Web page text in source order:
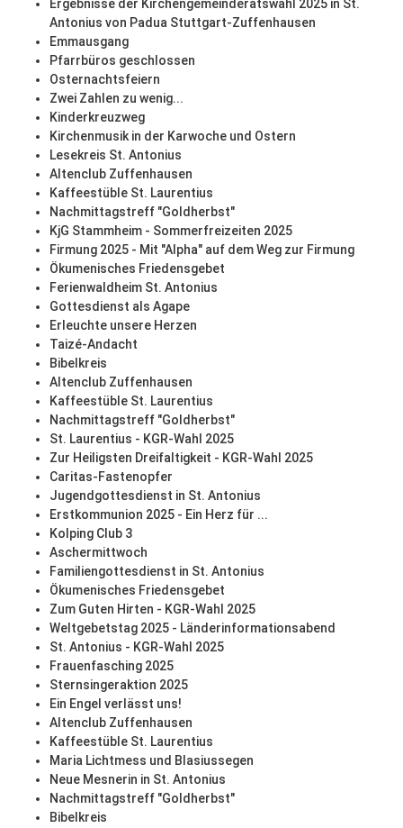
Ergebnisse der Kirchengemeinderatswahl 2025 in St.
Antonius von Padua Stuttgart-Zuffenhausen
Emmausgang
Pfarrbüros geschlossen
Osternachtsfeiern
Zwei Zahlen zu wenig...
Kinderkreuzweg
Kirchenmusik in der Karwoche und Ostern
Lesekreis St. Antonius
Altenclub Zuffenhausen
Kaffeestüble St. Laurentius
Nachmittagstreff "Goldherbst"
KjG Stammheim - Sommerfreizeiten 2025
Firmung 2025 - Mit "Alpha" auf dem Weg zur Firmung
Ökumenisches Friedensgebet
Ferienwaldheim St. Antonius
Gottesdienst als Agape
Erleuchte unsere Herzen
Taizé-Andacht
Bibelkreis
Altenclub Zuffenhausen
Kaffeestüble St. Laurentius
Nachmittagstreff "Goldherbst"
St. Laurentius - KGR-Wahl 2025
Zur Heiligsten Dreifaltigkeit - KGR-Wahl 2025
Caritas-Fastenopfer
Jugendgottesdienst in St. Antonius
Erstkommunion 2025 - Ein Herz für ...
Kolping Club 3
Aschermittwoch
Familiengottesdienst in St. Antonius
Ökumenisches Friedensgebet
Zum Guten Hirten - KGR-Wahl 2025
Weltgebetstag 2025 - Länderinformationsabend
St. Antonius - KGR-Wahl 2025
Frauenfasching 2025
Sternsingeraktion 2025
Ein Engel verlässt uns!
Altenclub Zuffenhausen
Kaffeestüble St. Laurentius
Maria Lichtmess und Blasiussegen
Neue Mesnerin in St. Antonius
Nachmittagstreff "Goldherbst"
Bibelkreis